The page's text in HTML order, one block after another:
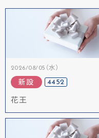
2026/08/05（水）
新設 4452
花王